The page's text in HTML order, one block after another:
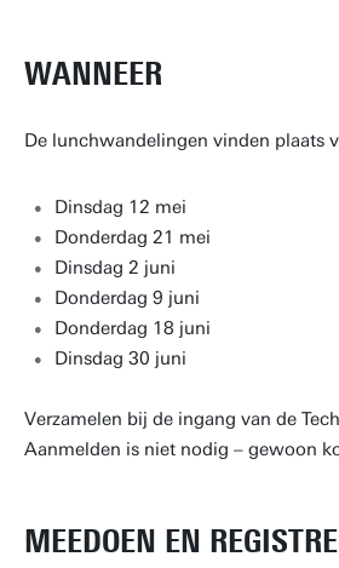
WANNEER
De lunchwandelingen vinden plaats
Dinsdag 12 mei
Donderdag 21 mei
Dinsdag 2 juni
Donderdag 9 juni
Donderdag 18 juni
Dinsdag 30 juni
Verzamelen bij de ingang van de
Aanmelden is niet nodig – gewoon
MEEDOEN EN